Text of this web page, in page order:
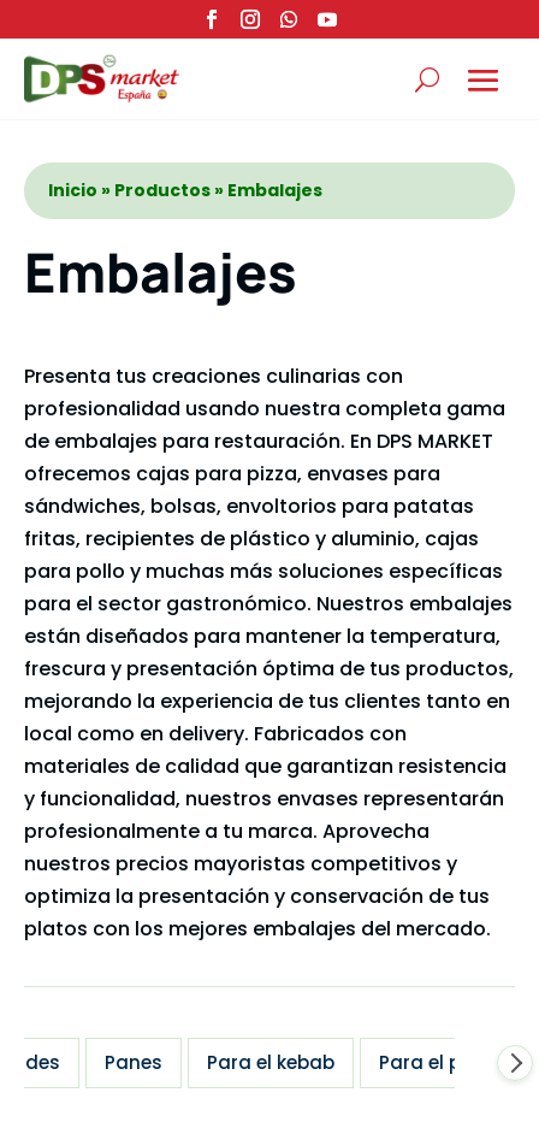
Inicio » Productos » Embalajes
Embalajes
Presenta tus creaciones culinarias con
profesionalidad usando nuestra completa gama
de embalajes para restauración. En DPS MARKET
ofrecemos cajas para pizza, envases para
sándwiches, bolsas, envoltorios para patatas
fritas, recipientes de plástico y aluminio, cajas
para pollo y muchas más soluciones específicas
para el sector gastronómico. Nuestros embalajes
están diseñados para mantener la temperatura,
frescura y presentación óptima de tus productos,
mejorando la experiencia de tus clientes tanto en
local como en delivery. Fabricados con
materiales de calidad que garantizan resistencia
y funcionalidad, nuestros envases representarán
profesionalmente a tu marca. Aprovecha
nuestros precios mayoristas competitivos y
optimiza la presentación y conservación de tus
platos con los mejores embalajes del mercado.
Panes Para el kebab Para el pollo